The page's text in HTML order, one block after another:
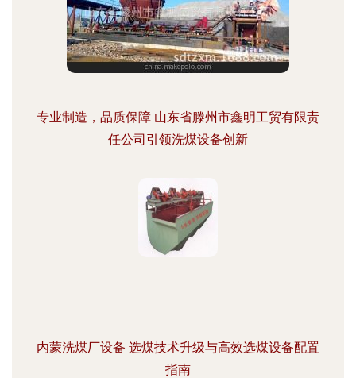
专业制造，品质保障 山东省滕州市鑫明工贸有限责
任公司引领洗煤设备创新
内蒙洗煤厂设备 选煤技术升级与高效选煤设备配置
指南